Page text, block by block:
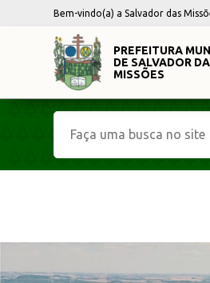
Bem-vindo(a) a Salvador das
PREFEITURA
DE SALVADOR
MISSÕES